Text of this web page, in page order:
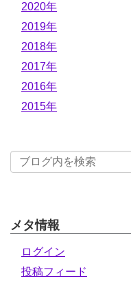
2020年
2019年
2018年
2017年
2016年
2015年
メタ情報
ログイン
投稿フィード